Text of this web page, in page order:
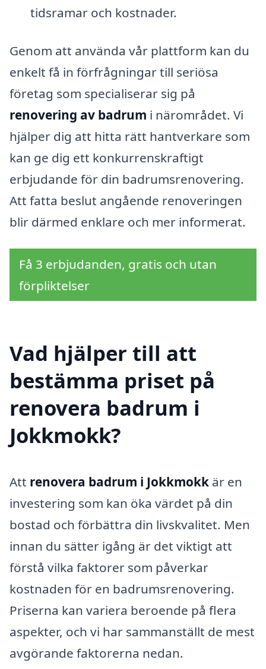
tidsramar och kostnader.
Genom att använda vår plattform kan du
enkelt få in förfrågningar till seriösa
företag som specialiserar sig på
renovering av badrum i närområdet. Vi
hjälper dig att hitta rätt hantverkare som
kan ge dig ett konkurrenskraftigt
erbjudande för din badrumsrenovering.
Att fatta beslut angående renoveringen
blir därmed enklare och mer informerat.
Få 3 erbjudanden, gratis och utan
förpliktelser
Vad hjälper till att
bestämma priset på
renovera badrum i
Jokkmokk?
Att renovera badrum i Jokkmokk är en
investering som kan öka värdet på din
bostad och förbättra din livskvalitet. Men
innan du sätter igång är det viktigt att
förstå vilka faktorer som påverkar
kostnaden för en badrumsrenovering.
Priserna kan variera beroende på flera
aspekter, och vi har sammanställt de mest
avgörande faktorerna nedan.